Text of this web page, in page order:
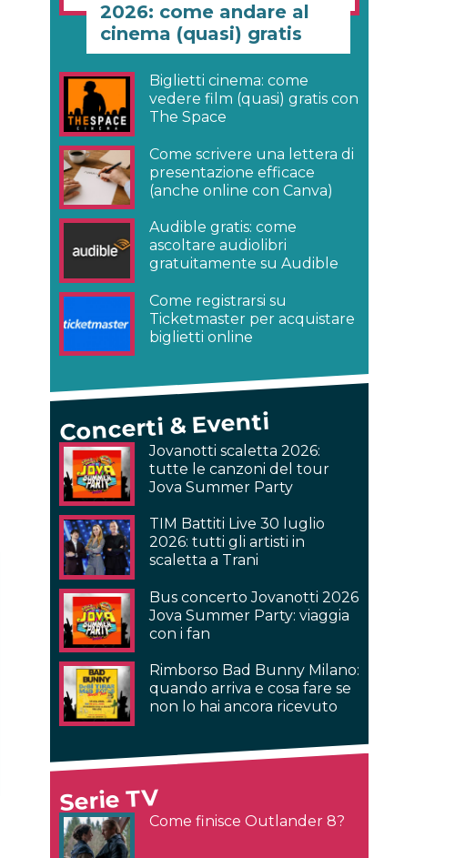
2026: come andare al
cinema (quasi) gratis
Biglietti cinema: come
vedere film (quasi) gratis con
The Space
Come scrivere una lettera di
presentazione efficace
(anche online con Canva)
Audible gratis: come
ascoltare audiolibri
gratuitamente su Audible
Come registrarsi su
Ticketmaster per acquistare
biglietti online
Concerti & Eventi
Jovanotti scaletta 2026:
tutte le canzoni del tour
Jova Summer Party
TIM Battiti Live 30 luglio
2026: tutti gli artisti in
scaletta a Trani
Bus concerto Jovanotti 2026
Jova Summer Party: viaggia
con i fan
Rimborso Bad Bunny Milano:
quando arriva e cosa fare se
non lo hai ancora ricevuto
Serie TV
Come finisce Outlander 8?